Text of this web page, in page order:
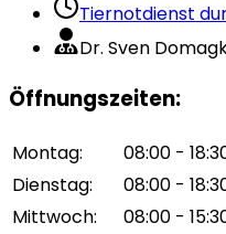
Tiernotdienst
Dr. Sven
Öffnungszeiten:
Montag:
08:00 -
Dienstag:
08:00 -
Mittwoch:
08:00 -